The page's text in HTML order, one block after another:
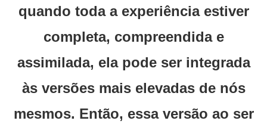
quando toda a experiência estiver
completa, compreendida e
assimilada, ela pode ser integrada
às versões mais elevadas de nós
mesmos. Então, essa versão ao ser